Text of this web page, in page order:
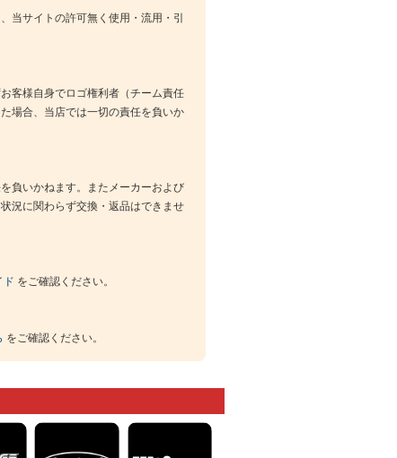
当サイトの許可無く使用・流用・引
客様自身でロゴ権利者（チーム責任
場合、当店では一切の責任を負いか
負いかねます。またメーカーおよび
況に関わらず交換・返品はできませ
ド をご確認ください。
をご確認ください。